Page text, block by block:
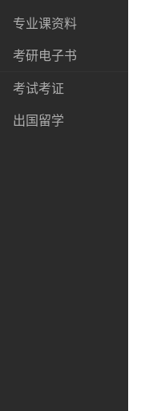
专业课资料
考研电子书
考试考证
出国留学